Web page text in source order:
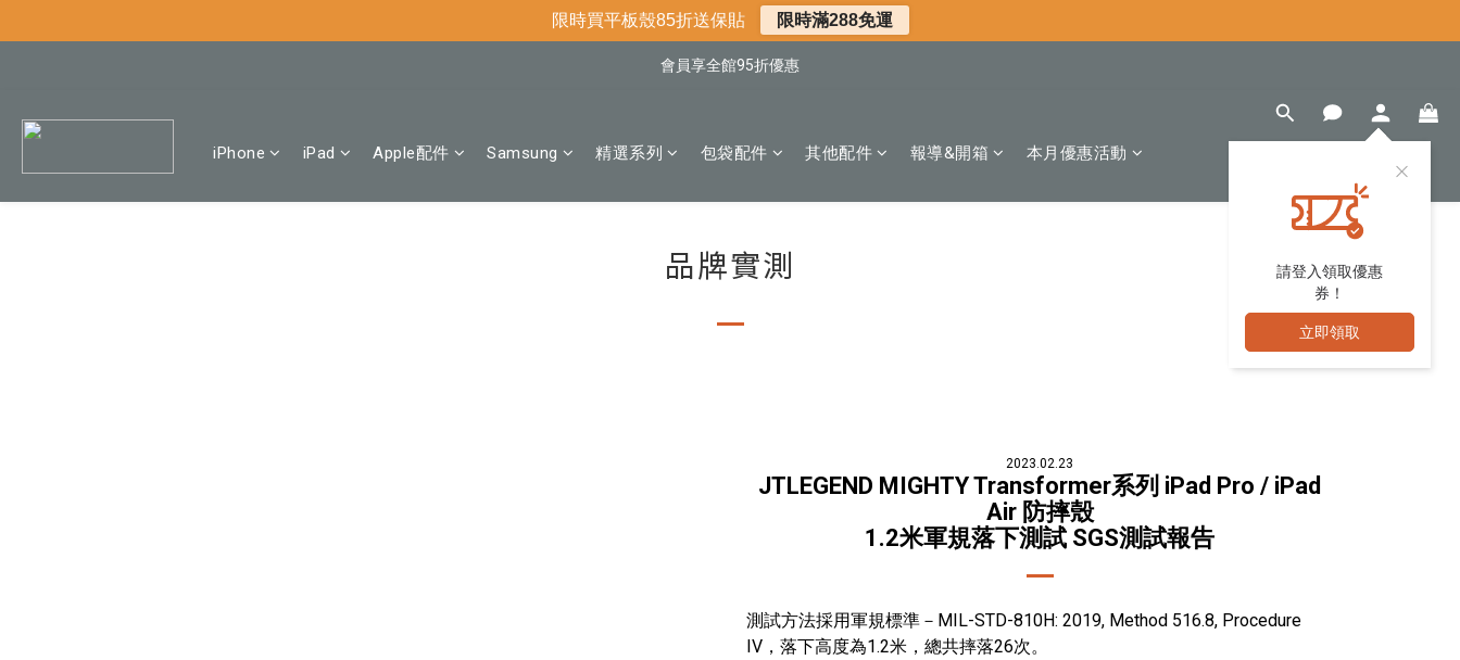
📍新客首購現折$50｜加入會員立即領取
📌年中下殺 手機殼3折起
會員享全館95折優惠
請登入領取優惠
券！
立即領取
iPhone iPad Apple配件 Samsung 精選系列 包袋配件 其他配件 報導&開箱 本月優惠活動
品牌實測
2023.02.23
JTLEGEND MIGHTY Transformer系列 iPad Pro / iPad
Air 防摔殼
1.2米軍規落下測試 SGS測試報告
測試方法採用軍規標準－MIL-STD-810H: 2019, Method 516.8, Procedure
IV，落下高度為1.2米，總共摔落26次。
限時買平板殼85折送保貼 限時滿288免運